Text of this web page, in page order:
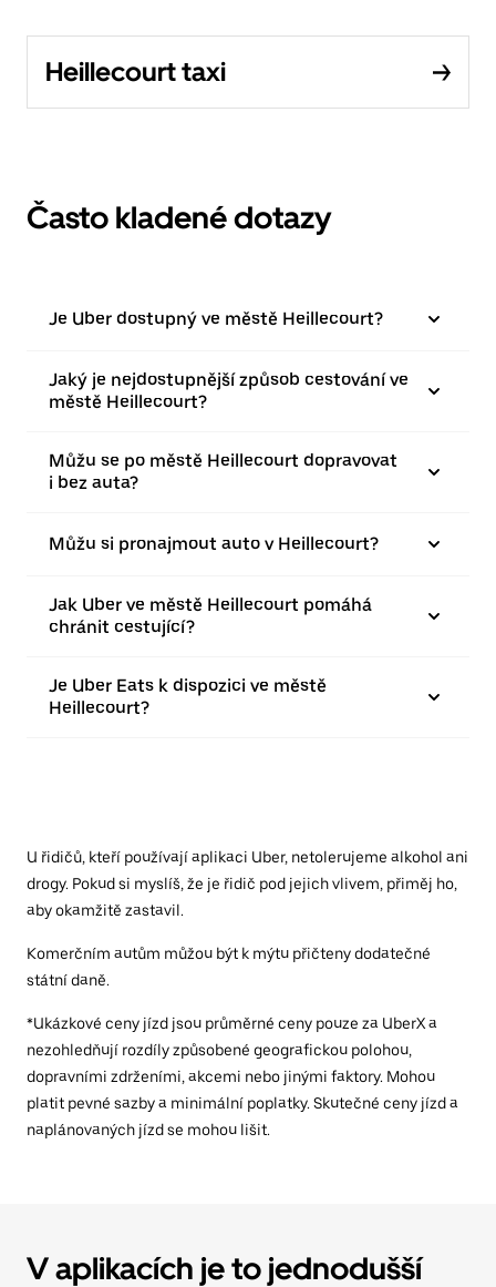
Heillecourt taxi
Často kladené dotazy
Je Uber dostupný ve městě Heillecourt?
Jaký je nejdostupnější způsob cestování ve
městě Heillecourt?
Můžu se po městě Heillecourt dopravovat
i bez auta?
Můžu si pronajmout auto v Heillecourt?
Jak Uber ve městě Heillecourt pomáhá
chránit cestující?
Je Uber Eats k dispozici ve městě
Heillecourt?
U řidičů, kteří používají aplikaci Uber, netolerujeme alkohol ani
drogy. Pokud si myslíš, že je řidič pod jejich vlivem, přiměj ho,
aby okamžitě zastavil.
Komerčním autům můžou být k mýtu přičteny dodatečné
státní daně.
*Ukázkové ceny jízd jsou průměrné ceny pouze za UberX a
nezohledňují rozdíly způsobené geografickou polohou,
dopravními zdrženími, akcemi nebo jinými faktory. Mohou
platit pevné sazby a minimální poplatky. Skutečné ceny jízd a
naplánovaných jízd se mohou lišit.
V aplikacích je to jednodušší